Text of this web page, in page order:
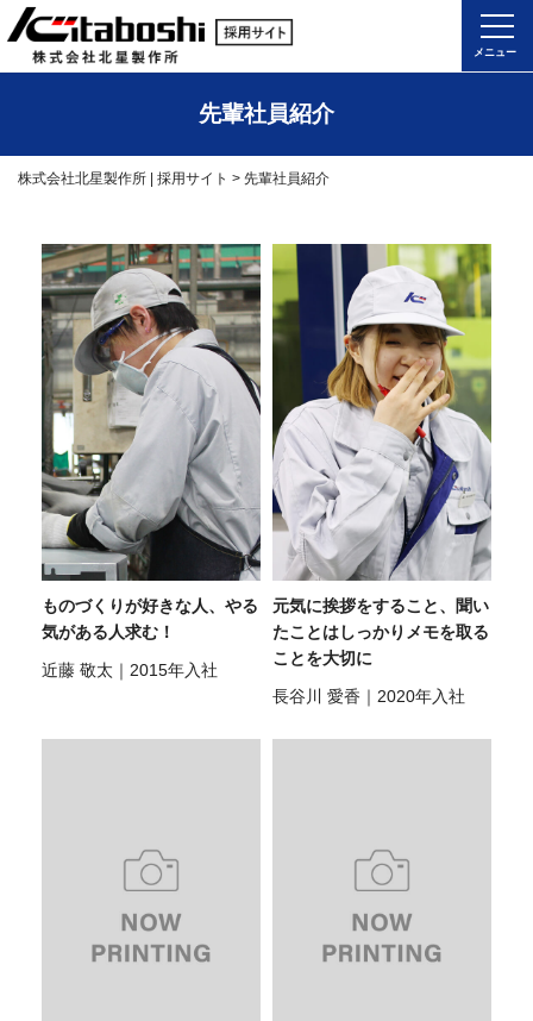
先輩社員紹介
株式会社北星製作所 | 採用サイト > 先輩社員紹介
ものづくりが好きな人、やる
気がある人求む！
近藤 敬太｜2015年入社
元気に挨拶をすること、聞い
たことはしっかりメモを取る
ことを大切に
長谷川 愛香｜2020年入社